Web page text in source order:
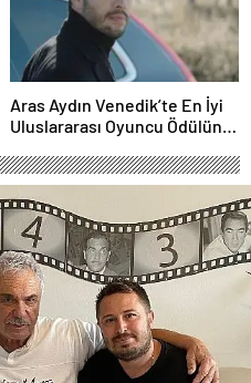
Aras Aydın Venedik’te En İyi
Uluslararası Oyuncu Ödülünü